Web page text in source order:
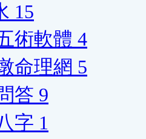
15
術軟體 4
命理網 5
答 9
字 1